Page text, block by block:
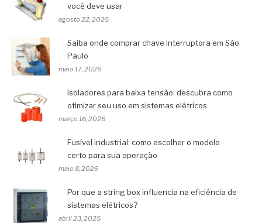
você deve usar
agosto 22, 2025
Saiba onde comprar chave interruptora em São
Paulo
maio 17, 2026
Isoladores para baixa tensão: descubra como
otimizar seu uso em sistemas elétricos
março 16, 2026
Fusível industrial: como escolher o modelo
certo para sua operação
maio 8, 2026
Por que a string box influencia na eficiência de
sistemas elétricos?
abril 23, 2025